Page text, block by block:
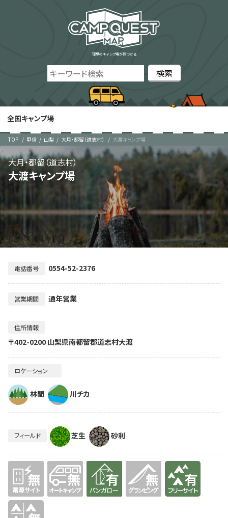
理想のキャンプ場が見つかる
全国キャンプ場
TOP 甲信 山梨 大月・都留（道志村） 大渡キャンプ場
大渡キャンプ場
大月・都留（道志村）
電話番号 0554-52-2376
営業期間 通年営業
住所情報
〒402-0200 山梨県南都留郡道志村大渡
ロケーション
林間 川チカ
フィールド 芝生 砂利
無 無 有り 有り
無